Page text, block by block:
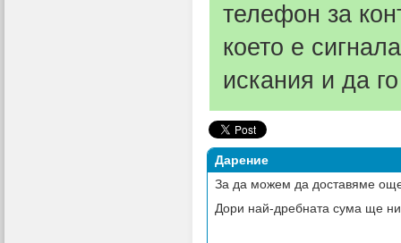
телефон за
което е
искания и да
Дарение
За да можем да доставяме
Дори най-дребната сума ще